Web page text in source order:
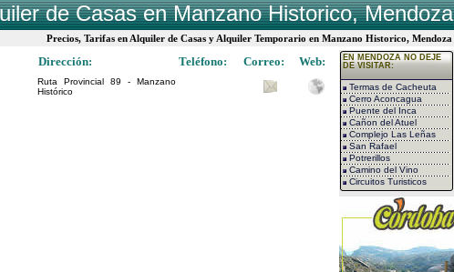
de Casas en Manzano Historico, Mendoza
Precios, Tarifas en Alquiler de Casas y Alquiler Temporario en Manzano Historico, Mendoza
Dirección: Teléfono: Correo: Web:
Ruta Provincial 89 - Manzano
Histórico
EN MENDOZA NO DEJE
DE VISITAR:
Termas de Cacheuta
Cerro Aconcagua
Puente del Inca
Cañon del Atuel
Complejo Las Leñas
San Rafael
Potrerillos
Camino del Vino
Circuitos Turisticos